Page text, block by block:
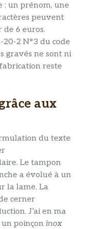
: un prénom, une
peuvent
6 euros.
2 N°3 du code
gravés ne sont ni
reste
aux
du texte
Le tampon
a évolué à un
la lame. La
cerner
J’ai en ma
poinçon inox